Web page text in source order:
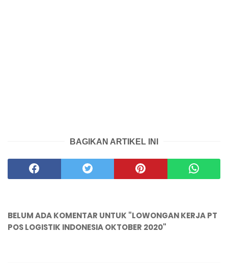
BAGIKAN ARTIKEL INI
BELUM ADA KOMENTAR UNTUK "LOWONGAN KERJA PT
POS LOGISTIK INDONESIA OKTOBER 2020"